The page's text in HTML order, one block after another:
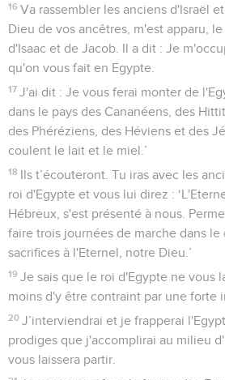
16 Va rassembler les anciens d'Israël
Dieu de vos ancêtres, m'est apparu, le
d'Isaac et de Jacob. Il a dit : Je
qu'on vous fait en Egypte.
17 J'ai dit : Je vous ferai monter de
dans le pays des Cananéens, des
des Phéréziens, des Héviens et des
coulent le lait et le miel.’
18 Ils t’écouteront. Tu iras avec les
roi d'Egypte et vous lui direz :
Hébreux, s'est présenté à nous.
faire trois journées de marche dans
sacrifices à l'Eternel, notre Dieu.’
19 Je sais que le roi d'Egypte ne vous
moins d'y être contraint par une forte
20 J’interviendrai et je frapperai
prodiges que j'accomplirai au milieu
vous laissera partir.